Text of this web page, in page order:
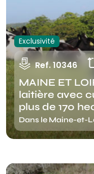
Exclusivité
Ref. 10346
MAINE ET
laitière avec
plus de 170
Dans le Maine-et-